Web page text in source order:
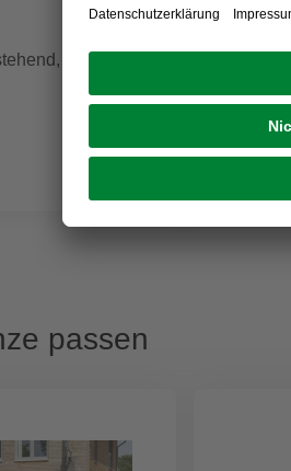
BxHxT:
16,99 €
passen